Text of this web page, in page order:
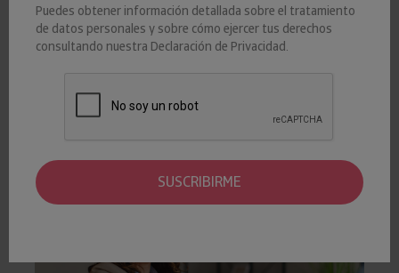
06 MARZO 2023 Insight View
Iberinform
SECTORIALES
las empresas del sector presenta un riesgo máximo o elevado
Puedes obtener información detallada sobre el tratamiento
de datos personales y sobre cómo ejercer tus derechos
consultando nuestra Declaración de Privacidad.
SUSCRIBIRME